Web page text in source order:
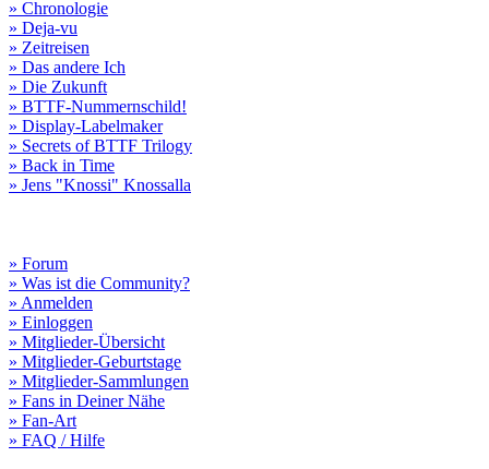
» Chronologie
» Deja-vu
» Zeitreisen
» Das andere Ich
» Die Zukunft
» BTTF-Nummernschild!
» Display-Labelmaker
» Secrets of BTTF Trilogy
» Back in Time
» Jens "Knossi" Knossalla
» Forum
» Was ist die Community?
» Anmelden
» Einloggen
» Mitglieder-Übersicht
» Mitglieder-Geburtstage
» Mitglieder-Sammlungen
» Fans in Deiner Nähe
» Fan-Art
» FAQ / Hilfe